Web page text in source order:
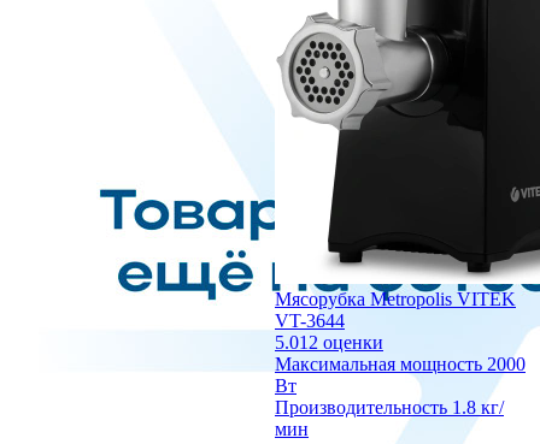
Мясорубка Metropolis VITEK
VT-3644
5.012 оценки
Максимальная мощность 2000
Вт
Производительность 1.8 кг/
мин